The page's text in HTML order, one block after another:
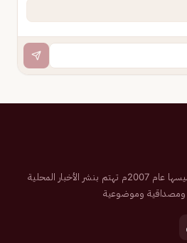
صحيفة إلكترونية سعودية تم تأسيسها عام 2007م تهتم بنشر الأخبار المحلية
ومصداقية وموضوعية